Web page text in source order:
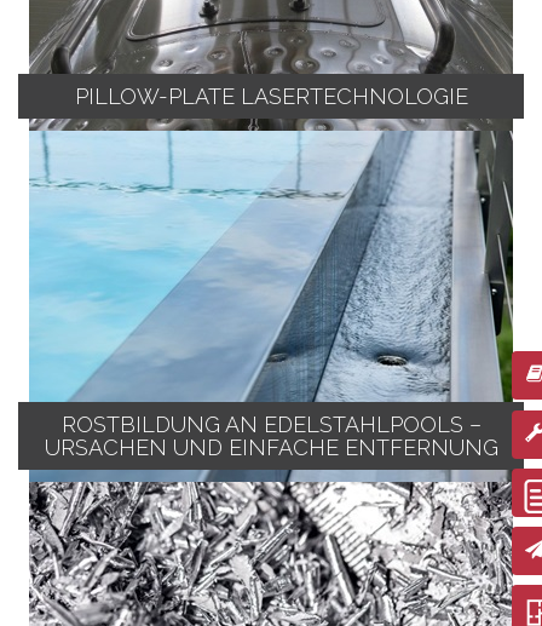
PILLOW-PLATE LASERTECHNOLOGIE
ROSTBILDUNG AN EDELSTAHLPOOLS –
URSACHEN UND EINFACHE ENTFERNUNG